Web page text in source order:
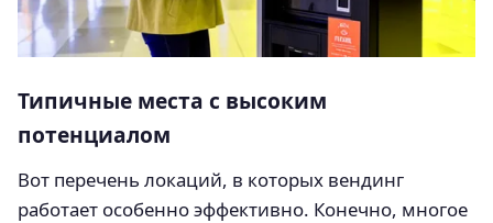
Типичные места с высоким
потенциалом
Вот перечень локаций, в которых вендинг
работает особенно эффективно. Конечно, многое